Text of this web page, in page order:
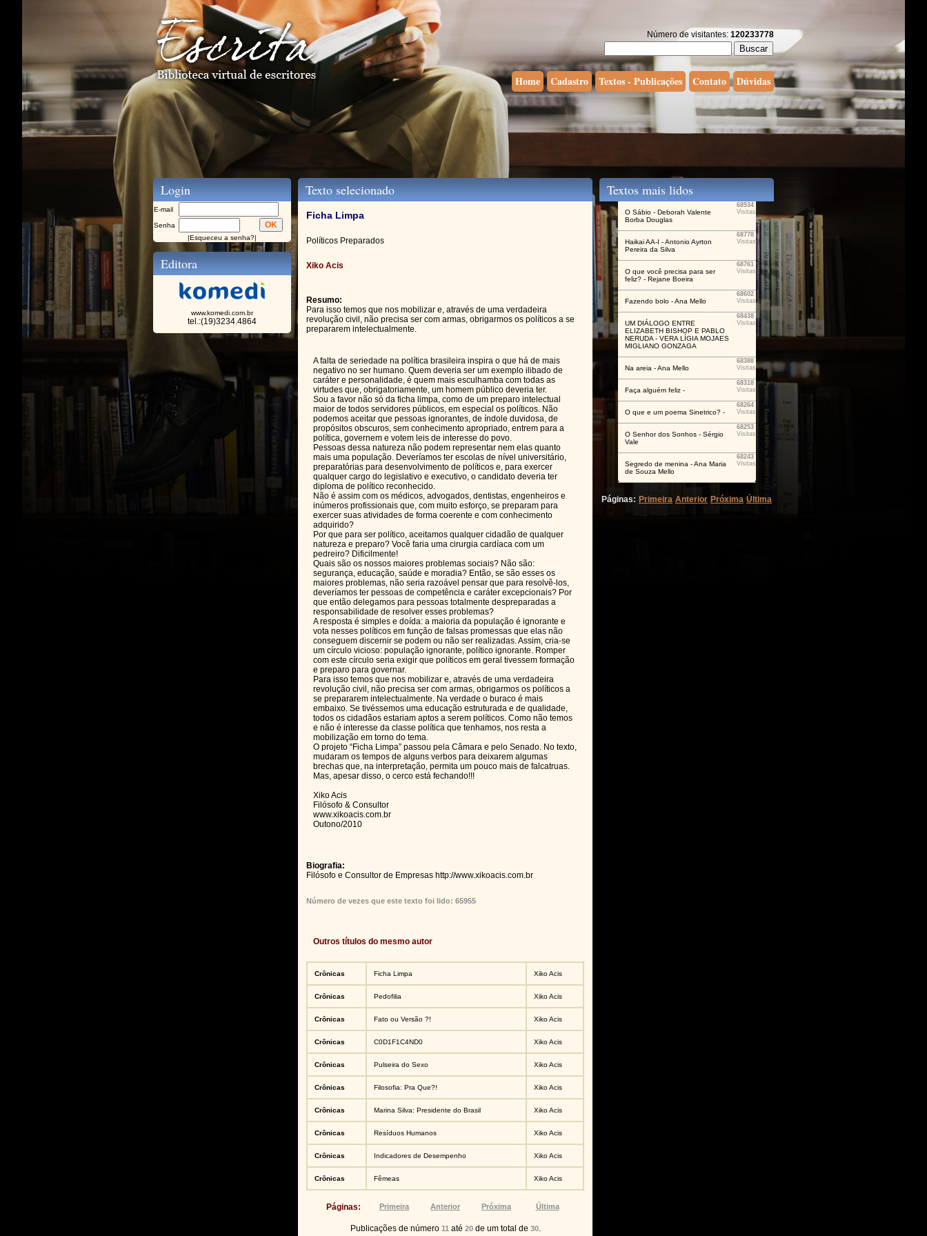
Número de visitantes: 120233778
Home Cadastro Textos - Publicações Contato Dúvidas
Login
E-mail
Senha
|Esqueceu a senha?|
Editora
www.komedi.com.br
tel.:(19)3234.4864
Texto selecionado
Ficha Limpa
Políticos Preparados
Xiko Acis
Resumo:
Para isso temos que nos mobilizar e, através de uma verdadeira
revolução civil, não precisa ser com armas, obrigarmos os políticos a se
prepararem intelectualmente.
A falta de seriedade na política brasileira inspira o que há de mais
negativo no ser humano. Quem deveria ser um exemplo ilibado de
caráter e personalidade, é quem mais esculhamba com todas as
virtudes que, obrigatoriamente, um homem público deveria ter.
Sou a favor não só da ficha limpa, como de um preparo intelectual
maior de todos servidores públicos, em especial os políticos. Não
podemos aceitar que pessoas ignorantes, de índole duvidosa, de
propósitos obscuros, sem conhecimento apropriado, entrem para a
política, governem e votem leis de interesse do povo.
Pessoas dessa natureza não podem representar nem elas quanto
mais uma população. Deveríamos ter escolas de nível universitário,
preparatórias para desenvolvimento de políticos e, para exercer
qualquer cargo do legislativo e executivo, o candidato deveria ter
diploma de político reconhecido.
Não é assim com os médicos, advogados, dentistas, engenheiros e
inúmeros profissionais que, com muito esforço, se preparam para
exercer suas atividades de forma coerente e com conhecimento
adquirido?
Por que para ser político, aceitamos qualquer cidadão de qualquer
natureza e preparo? Você faria uma cirurgia cardíaca com um
pedreiro? Dificilmente!
Quais são os nossos maiores problemas sociais? Não são:
segurança, educação, saúde e moradia? Então, se são esses os
maiores problemas, não seria razoável pensar que para resolvê-los,
deveríamos ter pessoas de competência e caráter excepcionais? Por
que então delegamos para pessoas totalmente despreparadas a
responsabilidade de resolver esses problemas?
A resposta é simples e doída: a maioria da população é ignorante e
vota nesses políticos em função de falsas promessas que elas não
conseguem discernir se podem ou não ser realizadas. Assim, cria-se
um círculo vicioso: população ignorante, político ignorante. Romper
com este círculo seria exigir que políticos em geral tivessem formação
e preparo para governar.
Para isso temos que nos mobilizar e, através de uma verdadeira
revolução civil, não precisa ser com armas, obrigarmos os políticos a
se prepararem intelectualmente. Na verdade o buraco é mais
embaixo. Se tivéssemos uma educação estruturada e de qualidade,
todos os cidadãos estariam aptos a serem políticos. Como não temos
e não é interesse da classe política que tenhamos, nos resta a
mobilização em torno do tema.
O projeto “Ficha Limpa” passou pela Câmara e pelo Senado. No texto,
mudaram os tempos de alguns verbos para deixarem algumas
brechas que, na interpretação, permita um pouco mais de falcatruas.
Mas, apesar disso, o cerco está fechando!!!
Xiko Acis
Filósofo & Consultor
www.xikoacis.com.br
Outono/2010
Biografia:
Filósofo e Consultor de Empresas http://www.xikoacis.com.br
Número de vezes que este texto foi lido: 65955
Outros títulos do mesmo autor
Crônicas Ficha Limpa Xiko Acis
Crônicas Pedofilia Xiko Acis
Crônicas Fato ou Versão ?! Xiko Acis
Crônicas C0D1F1C4ND0 Xiko Acis
Crônicas Pulseira do Sexo Xiko Acis
Crônicas Filosofia: Pra Que?! Xiko Acis
Crônicas Marina Silva: Presidente do Brasil Xiko Acis
Crônicas Resíduos Humanos Xiko Acis
Crônicas Indicadores de Desempenho Xiko Acis
Crônicas Fêmeas Xiko Acis
Páginas: Primeira Anterior Próxima Última
Publicações de número 11até 20de um total de 30.
Textos mais lidos
O Sábio - Deborah Valente
Borba Douglas
68934
Visitas
Haikai AA-I - Antonio Ayrton
Pereira da Silva
68778
Visitas
O que você precisa para ser
feliz? - Rejane Boeira
68761
Visitas
Fazendo bolo - Ana Mello
68602
Visitas
UM DIÁLOGO ENTRE
ELIZABETH BISHOP E PABLO
NERUDA - VERA LÍGIA MOJAES
MIGLIANO GONZAGA
68438
Visitas
Na areia - Ana Mello
68388
Visitas
Faça alguém feliz -
68318
Visitas
O que e um poema Sinetrico? -
68264
Visitas
O Senhor dos Sonhos - Sérgio
Vale
68253
Visitas
Segredo de menina - Ana Maria
de Souza Mello
68243
Visitas
Páginas: Primeira Anterior Próxima Última